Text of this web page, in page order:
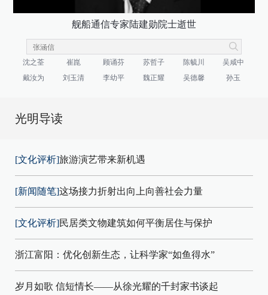
舰船通信专家陆建勋院士逝世
沈之荃 崔崑 顾诵芬 苏哲子 陈毓川
吴咸中
戴汝为
刘玉清 李幼平 魏正耀 吴德馨 孙玉
光明导读
[文化评析]旅游演艺带来新机遇
[新闻随笔]这场接力折射出向上向善社会力量
[文化评析]民居类文物建筑如何平衡居住与保护
浙江富阳：优化创新生态，让科学家“如鱼得水”
岁月如歌 信短情长——从徐光耀的千封家书谈起